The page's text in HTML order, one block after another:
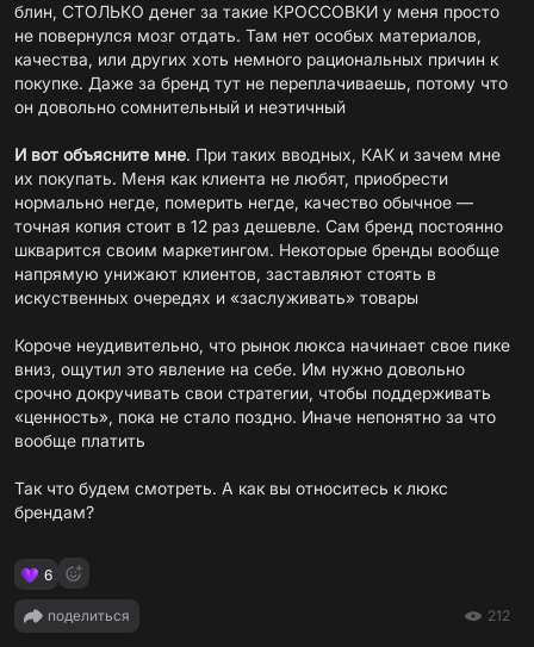
блин, СТОЛЬКО денег за такие КРОССОВКИ у меня просто
не повернулся мозг отдать. Там нет особых материалов,
качества, или других хоть немного рациональных причин к
покупке. Даже за бренд тут не переплачиваешь, потому что
он довольно сомнительный и неэтичный
И вот объясните мне. При таких вводных, КАК и зачем мне
их покупать. Меня как клиента не любят, приобрести
нормально негде, померить негде, качество обычное —
точная копия стоит в 12 раз дешевле. Сам бренд постоянно
шкварится своим маркетингом. Некоторые бренды вообще
напрямую унижают клиентов, заставляют стоять в
искуственных очередях и «заслуживать» товары
Короче неудивительно, что рынок люкса начинает свое пике
вниз, ощутил это явление на себе. Им нужно довольно
срочно докручивать свои стратегии, чтобы поддерживать
«ценность», пока не стало поздно. Иначе непонятно за что
вообще платить
Так что будем смотреть. А как вы относитесь к люкс
брендам?
6
поделиться 212